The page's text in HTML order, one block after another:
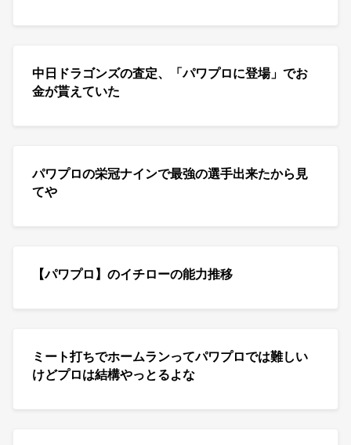
中日ドラゴンズの査定、「パワプロに登場」でお
金が貰えていた
パワプロの栄冠ナインで最強の選手出来たから見
てや
【パワプロ】のイチローの能力推移
ミート打ちでホームランってパワプロでは難しい
けどプロは結構やっとるよな